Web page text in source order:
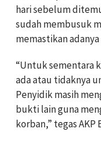
hari sebelum
sudah membusuk
memastikan
“Untuk sementara
ada atau tidaknya
Penyidik masih
bukti lain guna
korban,” tegas AKP